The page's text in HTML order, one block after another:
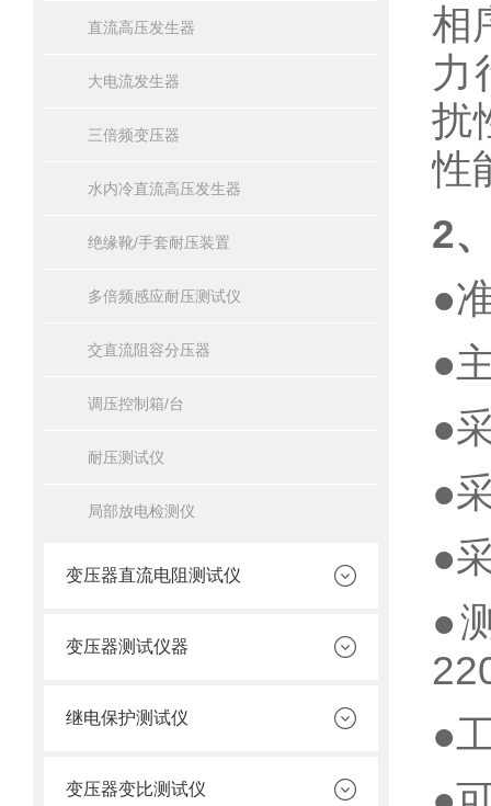
直流高压发生器
大电流发生器
三倍频变压器
水内冷直流高压发生器
绝缘靴/手套耐压装置
多倍频感应耐压测试仪
交直流阻容分压器
调压控制箱/台
耐压测试仪
局部放电检测仪
变压器直流电阻测试仪
变压器测试仪器
继电保护测试仪
变压器变比测试仪
相
力
扰
性
2
●
●
●
●
●
●
●